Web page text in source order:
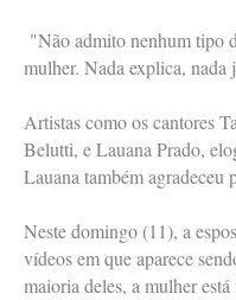
"Não admito nenhum tipo
mulher. Nada explica,
Artistas como os cantores
Belutti, e Lauana Prado,
Lauana também agradeceu
Neste domingo (11), a
vídeos em que aparece
maioria deles, a mulher